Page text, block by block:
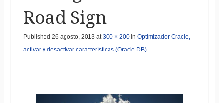
Road Sign
Published 26 agosto, 2013 at 300 × 200in Optimizador Oracle,
activar y desactivar características (Oracle DB)